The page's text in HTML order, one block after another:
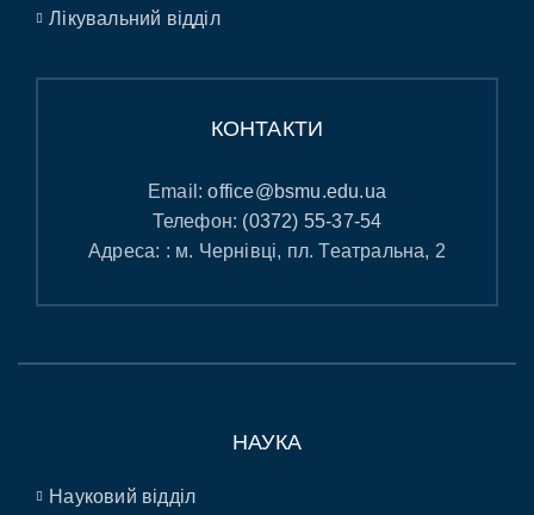
Лікувальний відділ
КОНТАКТИ
Email:office@bsmu.edu.ua
Телефон: (0372) 55-37-54
Адреса: : м. Чернівці, пл. Театральна, 2
НАУКА
Науковий відділ